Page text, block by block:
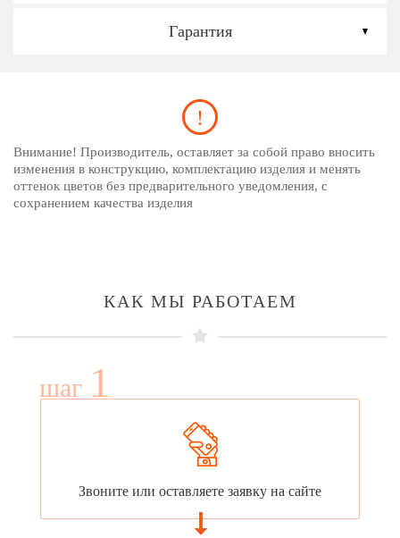
Гарантия
Внимание! Производитель, оставляет за собой право вносить
изменения в конструкцию, комплектацию изделия и менять
оттенок цветов без предварительного уведомления, с
сохранением качества изделия
КАК МЫ РАБОТАЕМ
шаг 1
Звоните или оставляете заявку на сайте